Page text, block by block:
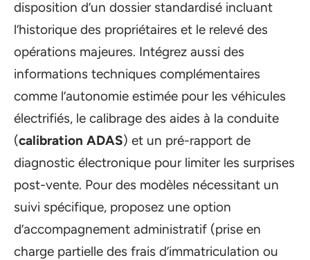
disposition d’un dossier standardisé incluant
l’historique des propriétaires et le relevé des
opérations majeures. Intégrez aussi des
informations techniques complémentaires
comme l’autonomie estimée pour les véhicules
électrifiés, le calibrage des aides à la conduite
(calibration ADAS) et un pré-rapport de
diagnostic électronique pour limiter les surprises
post-vente. Pour des modèles nécessitant un
suivi spécifique, proposez une option
d’accompagnement administratif (prise en
charge partielle des frais d’immatriculation ou